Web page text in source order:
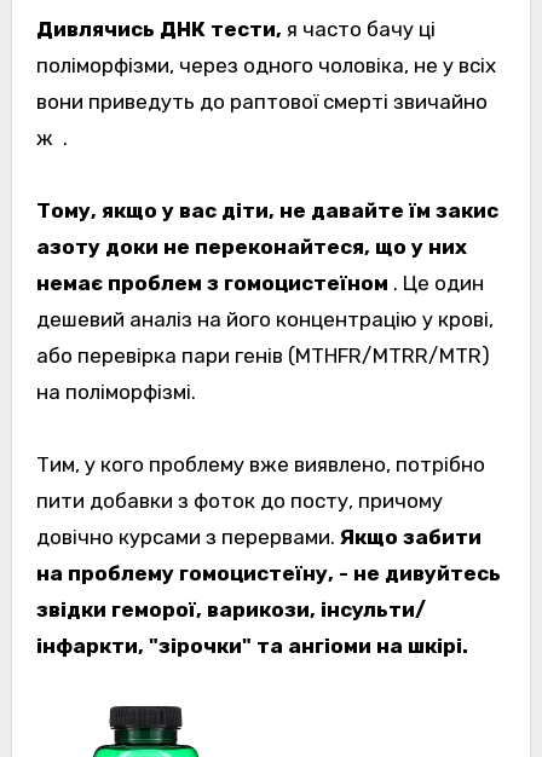
Дивлячись ДНК тести, я часто бачу ці
поліморфізми, через одного чоловіка, не у всіх
вони приведуть до раптової смерті звичайно
ж .
Тому, якщо у вас діти, не давайте їм закис
азоту доки не переконайтеся, що у них
немає проблем з гомоцистеїном . Це один
дешевий аналіз на його концентрацію у крові,
або перевірка пари генів (MTHFR/MTRR/MTR)
на поліморфізмі.
Тим, у кого проблему вже виявлено, потрібно
пити добавки з фоток до посту, причому
довічно курсами з перервами. Якщо забити
на проблему гомоцистеїну, - не дивуйтесь
звідки геморої, варикози, інсульти/
інфаркти, "зірочки" та ангіоми на шкірі.